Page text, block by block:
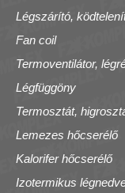
Légszárító,
Fan coil
Termoventilátor,
Légfüggöny
Termosztát,
Lemezes hőcserélő
Kalorifer hőcserélő
Izotermikus